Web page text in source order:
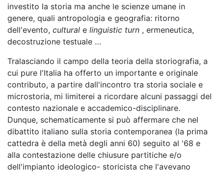
investito la storia ma anche le scienze umane in
genere, quali antropologia e geografia: ritorno
dell'evento, cultural e linguistic turn , ermeneutica,
decostruzione testuale …
Tralasciando il campo della teoria della storiografia, a
cui pure l'Italia ha offerto un importante e originale
contributo, a partire dall'incontro tra storia sociale e
microstoria, mi limiterei a ricordare alcuni passaggi del
contesto nazionale e accademico-disciplinare.
Dunque, schematicamente si può affermare che nel
dibattito italiano sulla storia contemporanea (la prima
cattedra è della metà degli anni 60) seguito al '68 e
alla contestazione delle chiusure partitiche e/o
dell'impianto ideologico- storicista che l'avevano